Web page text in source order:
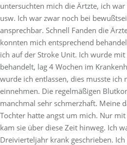
untersuchten mich die Ärtzte, ich war
usw. Ich war zwar noch bei
ansprechbar. Schnell Fanden die
konnten mich entsprechend
ich auf der Stroke Unit. Ich wurde
behandelt, lag 4 Wochen im
wurde ich entlassen, dies musste ich
einnehmen. Die regelmäßigen
manchmal sehr schmerzhaft. Meine
Tochter hatte angst um mich. Nur
kam sie über diese Zeit hinweg. Ich
Dreivierteljahr krank geschrieben.